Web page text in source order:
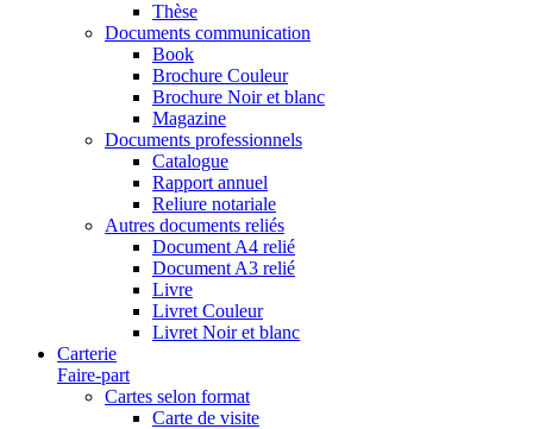
Thèse
Documents communication
Book
Brochure Couleur
Brochure Noir et blanc
Magazine
Documents professionnels
Catalogue
Rapport annuel
Reliure notariale
Autres documents reliés
Document A4 relié
Document A3 relié
Livre
Livret Couleur
Livret Noir et blanc
Carterie
Faire-part
Cartes selon format
Carte de visite